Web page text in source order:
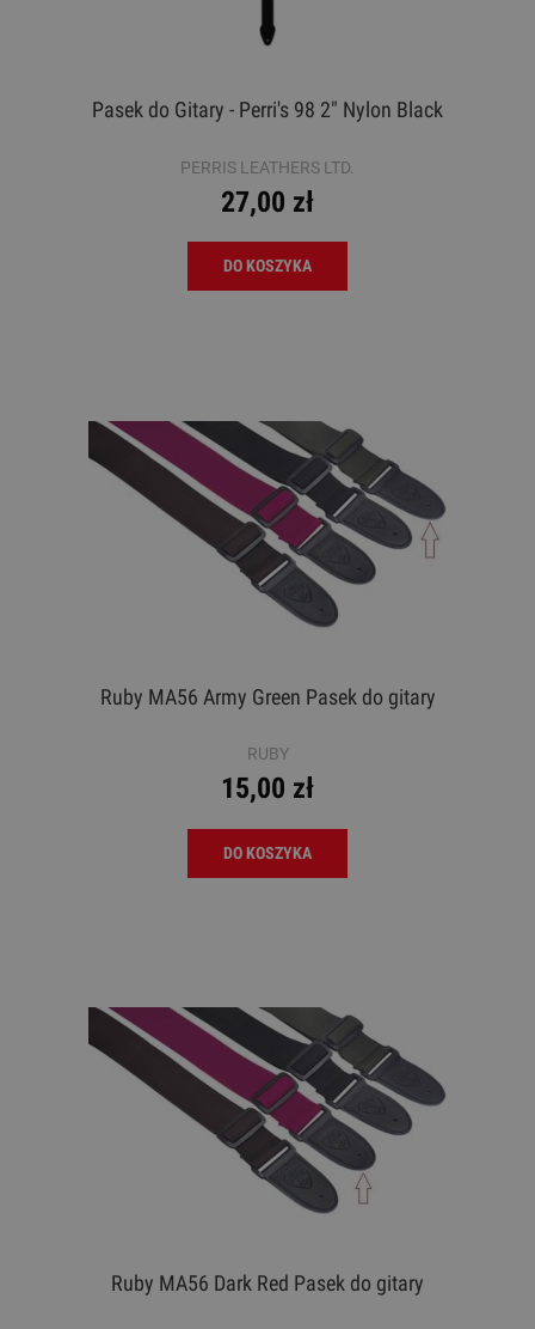
Pasek do Gitary - Perri's 98 2" Nylon Black
PERRIS LEATHERS LTD.
27,00 zł
DO KOSZYKA
Ruby MA56 Army Green Pasek do gitary
RUBY
15,00 zł
DO KOSZYKA
Ruby MA56 Dark Red Pasek do gitary